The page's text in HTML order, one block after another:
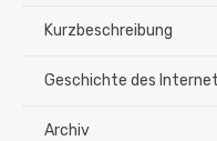
Kurzbeschreibung
Geschichte des
Archiv